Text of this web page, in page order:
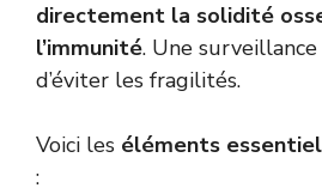
directement la solidité
l’immunité. Une
d’éviter les fragilités.
Voici les éléments
: